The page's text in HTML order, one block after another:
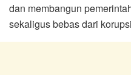
dan membangun
sekaligus bebas dari